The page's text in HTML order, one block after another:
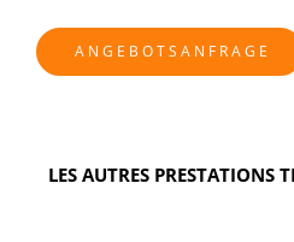
ANGEBOTSANFRAGE
LES AUTRES PRESTATIONS